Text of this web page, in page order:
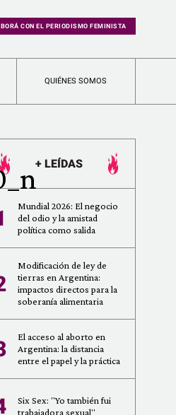
CON EL PERIODISMO FEMINISTA
QUIÉNES SOMOS
+ LEÍDAS
Mundial 2026: El negocio
del odio y la amistad
política como salida
Modificación de ley de
tierras en Argentina:
impactos directos para la
soberanía alimentaria
El acceso al aborto en
Argentina: la distancia
entre el papel y la práctica
Six Sex: "Yo también fui
trabajadora sexual"